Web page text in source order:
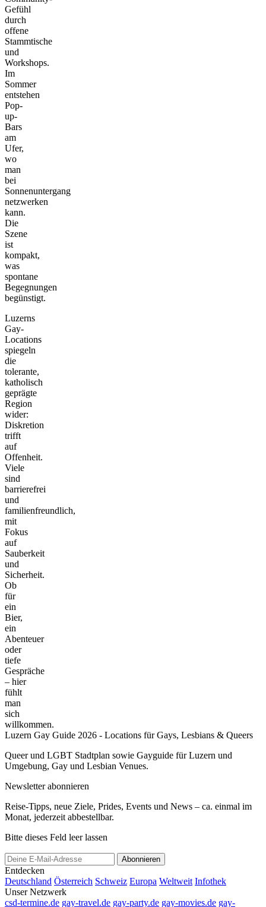
Gefühl
durch
offene
Stammtische
und
Workshops.
Im
Sommer
entstehen
Pop-
up-
Bars
am
Ufer,
wo
man
bei
Sonnenuntergang
netzwerken
kann.
Die
Szene
ist
kompakt,
was
spontane
Begegnungen
begünstigt.
Luzerns
Gay-
Locations
spiegeln
die
tolerante,
katholisch
geprägte
Region
wider:
Diskretion
trifft
auf
Offenheit.
Viele
sind
barrierefrei
und
familienfreundlich,
mit
Fokus
auf
Sauberkeit
und
Sicherheit.
Ob
für
ein
Bier,
ein
Abenteuer
oder
tiefe
Gespräche
– hier
fühlt
man
sich
willkommen.
Luzern Gay Guide 2026 - Locations für Gays, Lesbians & Queers
Queer und LGBT Stadtplan sowie Gayguide für Luzern und
Umgebung, Gay und Lesbian Venues.
Newsletter abonnieren
Reise-Tipps, neue Ziele, Prides, Events und News – ca. einmal im
Monat, jederzeit abbestellbar.
Bitte dieses Feld leer lassen
Abonnieren
Entdecken
Deutschland Österreich Schweiz Europa Weltweit Infothek
Unser Netzwerk
csd-termine.de gay-travel.de gay-party.de gay-movies.de gay-